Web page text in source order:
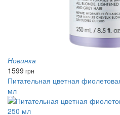
Новинка
1599 грн
Питательная цветная
мл